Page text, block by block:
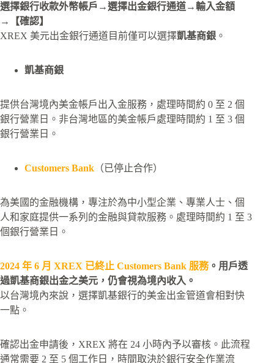
選擇銀行收款外幣帳戶→選擇出金銀行通道→輸入金額
→【確認】
XREX 美元出金銀行通道目前僅可以選擇凱基商銀 。
凱基商銀
提供台灣境內美金帳戶出入金服務，處理時間約 0 至 2 個
銀行營業日。非台灣地區的美金帳戶處理時間約 1 至 3 個
銀行營業日。
Customers Bank （已停止合作）
為美國的金融機構，專注於為中小型企業、專業人士、個
人和家庭提供一系列的金融與貸款服務。處理時間約 1 至 3
個銀行營業日。
2024 年 6 月 XREX 已終止 Customers Bank 服務。用戶透
過凱基商銀出金之美元，仍會視為境內收入。
以台灣境內來說，選擇凱基銀行的美金出金管道會相對快
一點。
確認出金申請後，XREX 將在 24 小時內予以審核。此流程
通常需要 2 至 5 個工作日，時間取決於銀行安全作業流